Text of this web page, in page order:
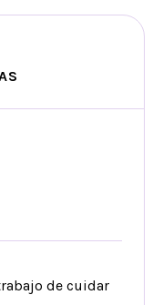
de cuidar